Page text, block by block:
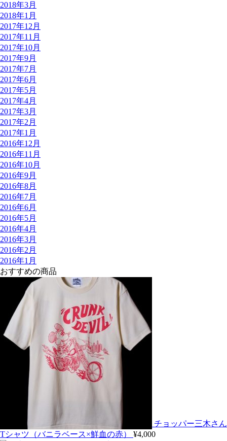
2018年3月
2018年1月
2017年12月
2017年11月
2017年10月
2017年9月
2017年7月
2017年6月
2017年5月
2017年4月
2017年3月
2017年2月
2017年1月
2016年12月
2016年11月
2016年10月
2016年9月
2016年8月
2016年7月
2016年6月
2016年5月
2016年4月
2016年3月
2016年2月
2016年1月
おすすめの商品
チョッパー三木さん
Tシャツ（バニラベース×鮮血の赤）
¥4,000